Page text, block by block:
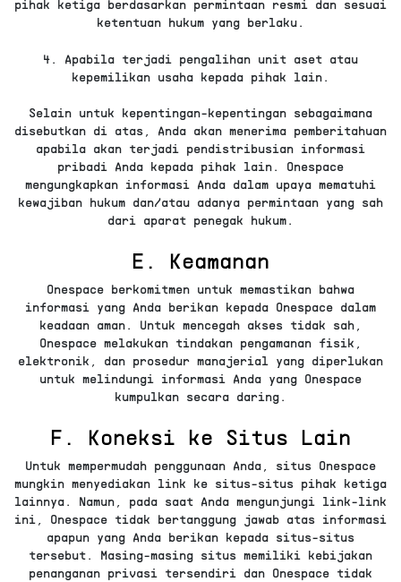
pihak ketiga berdasarkan permintaan resmi dan sesuai
ketentuan hukum yang berlaku.
4. Apabila terjadi pengalihan unit aset atau
kepemilikan usaha kepada pihak lain.
Selain untuk kepentingan-kepentingan sebagaimana
disebutkan di atas, Anda akan menerima pemberitahuan
apabila akan terjadi pendistribusian informasi
pribadi Anda kepada pihak lain. Onespace
mengungkapkan informasi Anda dalam upaya mematuhi
kewajiban hukum dan/atau adanya permintaan yang sah
dari aparat penegak hukum.
E. Keamanan
Onespace berkomitmen untuk memastikan bahwa
informasi yang Anda berikan kepada Onespace dalam
keadaan aman. Untuk mencegah akses tidak sah,
Onespace melakukan tindakan pengamanan fisik,
elektronik, dan prosedur manajerial yang diperlukan
untuk melindungi informasi Anda yang Onespace
kumpulkan secara daring.
F. Koneksi ke Situs Lain
Untuk mempermudah penggunaan Anda, situs Onespace
mungkin menyediakan link ke situs-situs pihak ketiga
lainnya. Namun, pada saat Anda mengunjungi link-link
ini, Onespace tidak bertanggung jawab atas informasi
apapun yang Anda berikan kepada situs-situs
tersebut. Masing-masing situs memiliki kebijakan
penanganan privasi tersendiri dan Onespace tidak